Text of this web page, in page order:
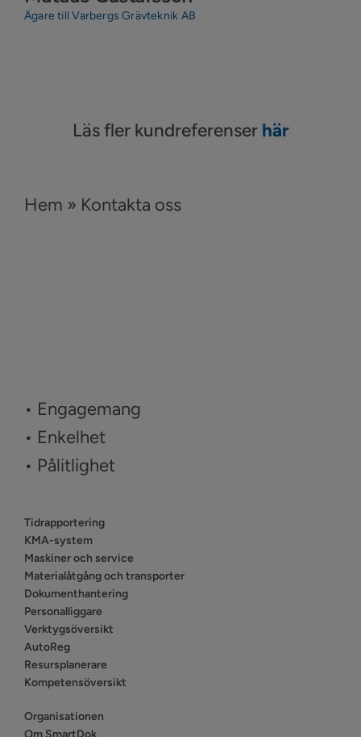
Ägare till Varbergs Grävteknik AB
Läs fler kundreferenserhär
Hem » Kontakta oss
• Engagemang
• Enkelhet
• Pålitlighet
Tidrapportering
KMA-system
Maskiner och service
Materialåtgång och transporter
Dokumenthantering
Personalliggare
Verktygsöversikt
AutoReg
Resursplanerare
Kompetensöversikt
Organisationen
Om SmartDok